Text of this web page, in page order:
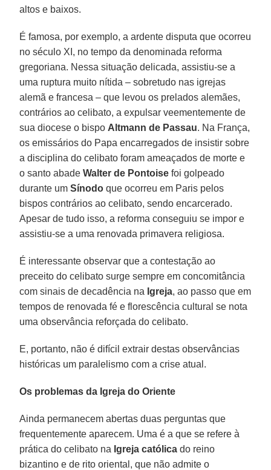
altos e baixos.
É famosa, por exemplo, a ardente disputa que ocorreu
no século XI, no tempo da denominada reforma
gregoriana. Nessa situação delicada, assistiu-se a
uma ruptura muito nítida – sobretudo nas igrejas
alemã e francesa – que levou os prelados alemães,
contrários ao celibato, a expulsar veementemente de
sua diocese o bispo Altmann de Passau. Na França,
os emissários do Papa encarregados de insistir sobre
a disciplina do celibato foram ameaçados de morte e
o santo abadeWalter de Pontoise foi golpeado
durante umSínodo que ocorreu em Paris pelos
bispos contrários ao celibato, sendo encarcerado.
Apesar de tudo isso, a reforma conseguiu se impor e
assistiu-se a uma renovada primavera religiosa.
É interessante observar que a contestação ao
preceito do celibato surge sempre em concomitância
com sinais de decadência na Igreja, ao passo que em
tempos de renovada fé e florescência cultural se nota
uma observância reforçada do celibato.
E, portanto, não é difícil extrair destas observâncias
históricas um paralelismo com a crise atual.
Os problemas da Igreja do Oriente
Ainda permanecem abertas duas perguntas que
frequentemente aparecem. Uma é a que se refere à
prática do celibato na Igreja católica do reino
bizantino e de rito oriental, que não admite o